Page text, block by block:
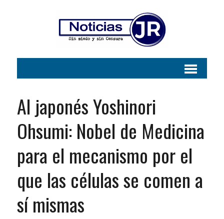
Al japonés Yoshinori
Ohsumi: Nobel de Medicina
para el mecanismo por el
que las células se comen a
sí mismas